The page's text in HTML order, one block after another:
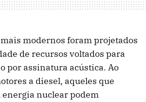
modernos foram projetados
de recursos voltados para
por assinatura acústica. Ao
a diesel, aqueles que
nuclear podem